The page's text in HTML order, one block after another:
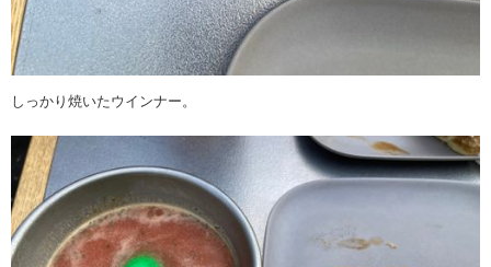
しっかり焼いたウインナー。